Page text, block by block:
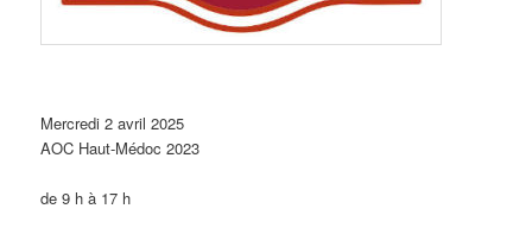
Mercredi 2 avril 2025
AOC Haut-Médoc 2023
de 9 h à 17 h